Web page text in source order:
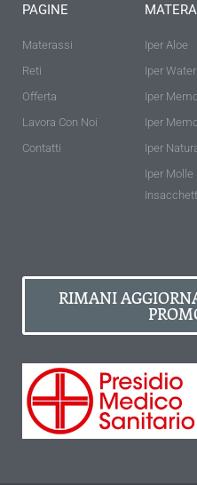
PAGINE
Materassi
Reti
Offerta
Lavora Con Noi
Contatti
Iper Aloe
Iper Water
Iper
Iper
Iper
Iper Molle
RIMANI